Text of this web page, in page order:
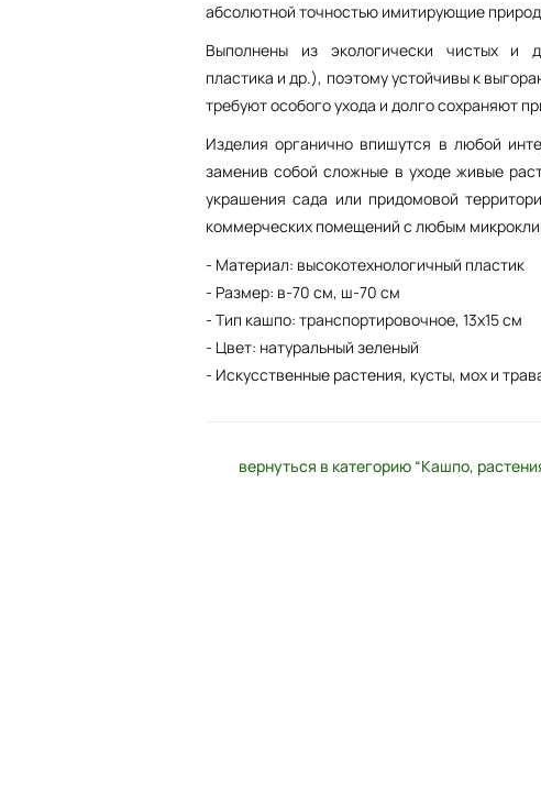
абсолютной точностью имитирующие
Выполнены из экологически чистых и
пластика и др.), поэтому устойчивы к
требуют особого ухода и долго сохраняют
Изделия органично впишутся в любой
заменив собой сложные в уходе живые
украшения сада или придомовой
коммерческих помещений с любым
- Материал: высокотехнологичный пластик
- Размер: в-70 см, ш-70 см
- Тип кашпо: транспортировочное, 13х15 см
- Цвет: натуральный зеленый
- Искусственные растения, кусты, мох и
вернуться в категорию “Кашпо,